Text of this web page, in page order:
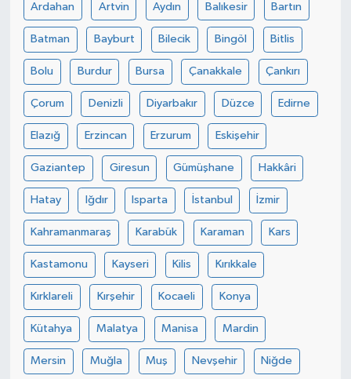
Ardahan Artvin Aydın Balıkesir Bartın
Batman Bayburt Bilecik Bingöl Bitlis
Bolu Burdur Bursa Çanakkale Çankırı
Çorum Denizli Diyarbakır Düzce Edirne
Elazığ Erzincan Erzurum Eskişehir
Gaziantep Giresun Gümüşhane Hakkâri
Hatay Iğdır Isparta İstanbul İzmir
Kahramanmaraş Karabük Karaman Kars
Kastamonu Kayseri Kilis Kırıkkale
Kırklareli Kırşehir Kocaeli Konya
Kütahya Malatya Manisa Mardin
Mersin Muğla Muş Nevşehir Niğde